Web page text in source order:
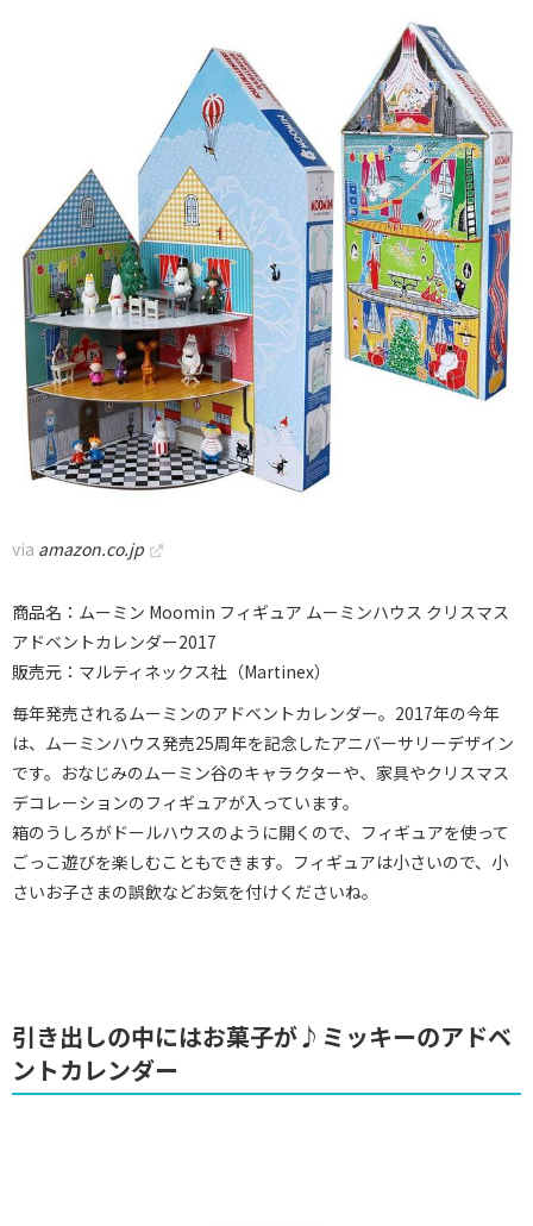
via amazon.co.jp
商品名：ムーミン Moomin フィギュア ムーミンハウス クリスマス
アドベントカレンダー2017
販売元：マルティネックス社（Martinex）
毎年発売されるムーミンのアドベントカレンダー。2017年の今年
は、ムーミンハウス発売25周年を記念したアニバーサリーデザイン
です。おなじみのムーミン谷のキャラクターや、家具やクリスマス
デコレーションのフィギュアが入っています。
箱のうしろがドールハウスのように開くので、フィギュアを使って
ごっこ遊びを楽しむこともできます。フィギュアは小さいので、小
さいお子さまの誤飲などお気を付けくださいね。
引き出しの中にはお菓子が♪ミッキーのアドベ
ントカレンダー